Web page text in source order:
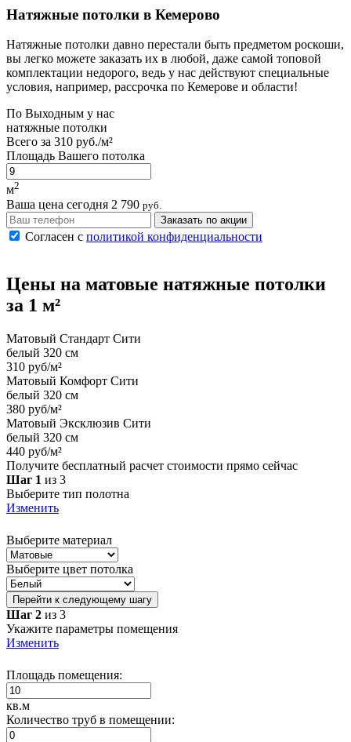
Натяжные потолки в Кемерово
Натяжные потолки давно перестали быть предметом роскоши,
вы легко можете заказать их в любой, даже самой топовой
комплектации недорого, ведь у нас действуют специальные
условия, например, рассрочка по Кемерове и области!
По Выходным у нас
натяжные потолки
Всего за 310 руб./м²
Площадь Вашего потолка
м2
Ваша цена сегодня 2 790 руб.
Заказать по акции
Согласен с политикой конфиденциальности
Цены на матовые натяжные потолки
за 1 м²
Матовый Стандарт Сити
белый 320 см
310 руб/м²
Матовый Комфорт Сити
белый 320 см
380 руб/м²
Матовый Эксклюзив Сити
белый 320 см
440 руб/м²
Получите бесплатный расчет стоимости прямо сейчас
Шаг 1 из 3
Выберите тип полотна
Изменить
Выберите материал
Выберите цвет потолка
Перейти к следующему шагу
Шаг 2 из 3
Укажите параметры помещения
Изменить
Площадь помещения:
кв.м
Количество труб в помещении: